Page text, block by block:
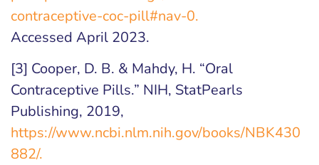
contraceptive-coc-pill#nav-0.
Accessed April 2023.
[3] Cooper, D. B. & Mahdy, H. “Oral
Contraceptive Pills.” NIH, StatPearls
Publishing, 2019,
https://www.ncbi.nlm.nih.gov/books/NBK430
882/.